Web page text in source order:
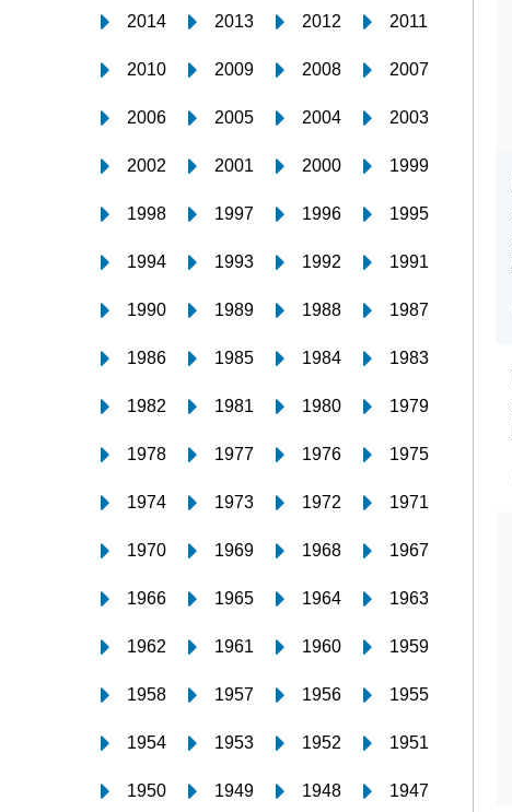
2014 2013 2012 2011
2010 2009 2008 2007
2006 2005 2004 2003
2002 2001 2000 1999
1998 1997 1996 1995
1994 1993 1992 1991
1990 1989 1988 1987
1986 1985 1984 1983
1982 1981 1980 1979
1978 1977 1976 1975
1974 1973 1972 1971
1970 1969 1968 1967
1966 1965 1964 1963
1962 1961 1960 1959
1958 1957 1956 1955
1954 1953 1952 1951
1950 1949 1948 1947